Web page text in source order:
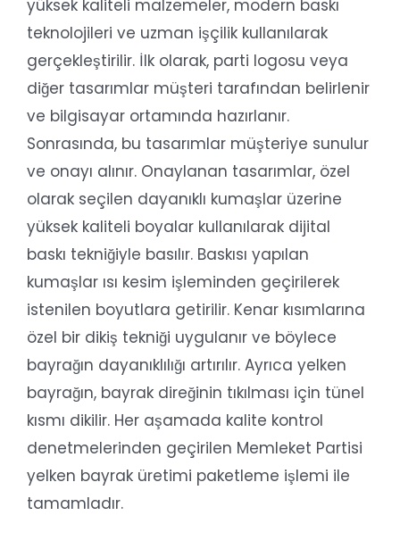
yüksek kaliteli malzemeler, modern baskı
teknolojileri ve uzman işçilik kullanılarak
gerçekleştirilir. İlk olarak, parti logosu veya
diğer tasarımlar müşteri tarafından belirlenir
ve bilgisayar ortamında hazırlanır.
Sonrasında, bu tasarımlar müşteriye sunulur
ve onayı alınır. Onaylanan tasarımlar, özel
olarak seçilen dayanıklı kumaşlar üzerine
yüksek kaliteli boyalar kullanılarak dijital
baskı tekniğiyle basılır. Baskısı yapılan
kumaşlar ısı kesim işleminden geçirilerek
istenilen boyutlara getirilir. Kenar kısımlarına
özel bir dikiş tekniği uygulanır ve böylece
bayrağın dayanıklılığı artırılır. Ayrıca yelken
bayrağın, bayrak direğinin tıkılması için tünel
kısmı dikilir. Her aşamada kalite kontrol
denetmelerinden geçirilen Memleket Partisi
yelken bayrak üretimi paketleme işlemi ile
tamamladır.